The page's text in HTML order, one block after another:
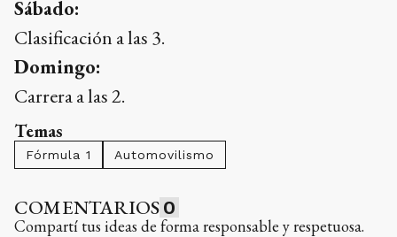
Sábado:
Clasificación a las 3.
Domingo:
Carrera a las 2.
Temas
Fórmula 1 Automovilismo
COMENTARIOS 0
Compartí tus ideas de forma responsable y respetuosa.